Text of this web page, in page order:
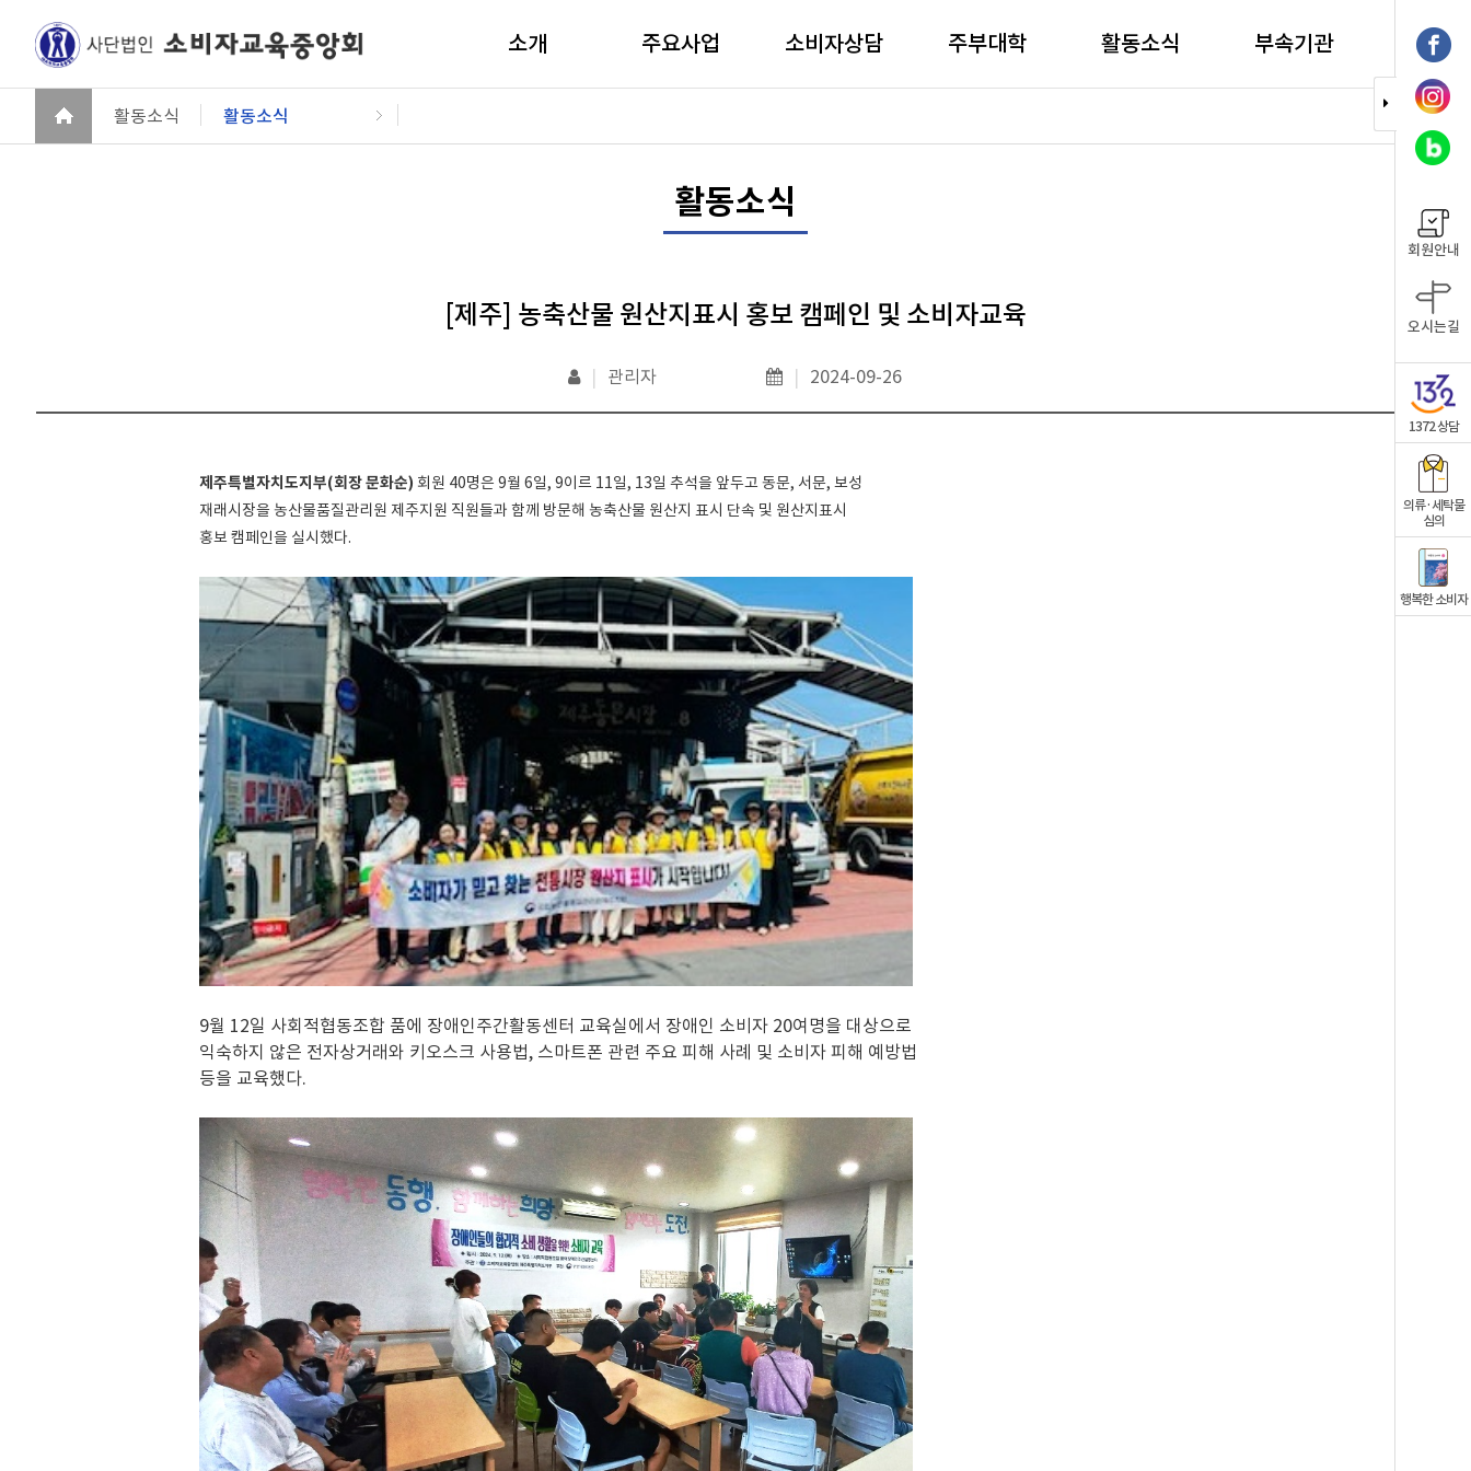
회원안내
오시는길
1372 상담
의류·세탁물
심의
행복한 소비자
소개 주요사업 소비자상담 주부대학 활동소식 부속기관
활동소식 활동소식
활동소식
[제주] 농축산물 원산지표시 홍보 캠페인 및 소비자교육
관리자 2024-09-26
제주특별자치도지부(회장 문화순) 회원 40명은 9월 6일, 9이르 11일, 13일 추석을 앞두고 동문, 서문, 보성
재래시장을 농산물품질관리원 제주지원 직원들과 함께 방문해 농축산물 원산지 표시 단속 및 원산지표시
홍보 캠페인을 실시했다.
9월 12일 사회적협동조합 품에 장애인주간활동센터 교육실에서 장애인 소비자 20여명을 대상으로
익숙하지 않은 전자상거래와 키오스크 사용법, 스마트폰 관련 주요 피해 사례 및 소비자 피해 예방법
등을 교육했다.